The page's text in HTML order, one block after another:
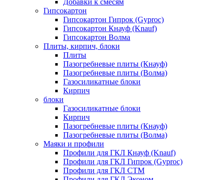
Добавки к смесям
Гипсокартон
Гипсокартон Гипрок (Gyproc)
Гипсокартон Кнауф (Knauf)
Гипсокартон Волма
Плиты, кирпич, блоки
Плиты
Пазогребневые плиты (Кнауф)
Пазогребневые плиты (Волма)
Газосиликатные блоки
Кирпич
блоки
Газосиликатные блоки
Кирпич
Пазогребневые плиты (Кнауф)
Пазогребневые плиты (Волма)
Маяки и профили
Профили для ГКЛ Кнауф (Knauf)
Профили для ГКЛ Гипрок (Gyproc)
Профили для ГКЛ СТМ